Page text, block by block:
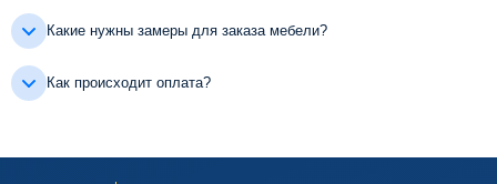
Какие нужны замеры для заказа мебели?
Как происходит оплата?